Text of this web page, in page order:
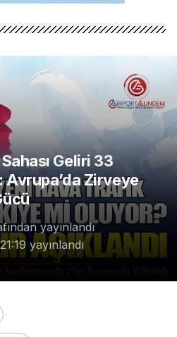
Geliri 33
Avrupa’da Zirveye
yayınlandı
yayınlandı